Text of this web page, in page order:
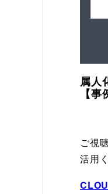
属人
【
ご視
活用